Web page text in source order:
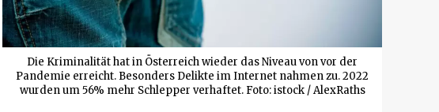
Die Kriminalität hat in Österreich wieder das Niveau von vor der
Pandemie erreicht. Besonders Delikte im Internet nahmen zu. 2022
wurden um 56% mehr Schlepper verhaftet. Foto: istock / AlexRaths